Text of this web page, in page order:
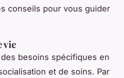
conseils pour vous guider
vie
besoins spécifiques en
et de soins. Par